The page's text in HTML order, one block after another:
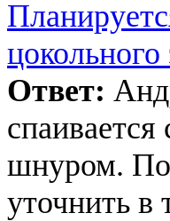
цокольного
Ответ:
шнуром.
уточнить в